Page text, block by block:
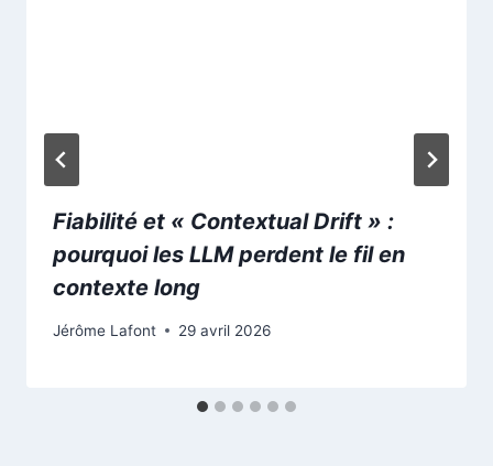
Fiabilité et « Contextual Drift » :
pourquoi les LLM perdent le fil en
contexte long
Jérôme Lafont 29 avril 2026